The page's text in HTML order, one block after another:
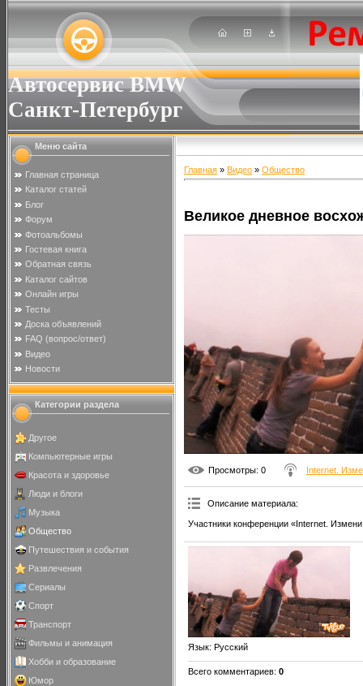
Автосервис BMW
Санкт-Петербург
Меню сайта
Главная страница
Каталог статей
Блог
Форум
Фотоальбомы
Гостевая книга
Обратная связь
Каталог сайтов
Онлайн игры
Тесты
Доска объявлений
FAQ (вопрос/ответ)
Видео
Новости
Категории раздела
Другое
Компьютерные игры
Красота и здоровье
Люди и блоги
Музыка
Общество
Путешествия и события
Развлечения
Сериалы
Спорт
Транспорт
Фильмы и анимация
Хобби и образование
Юмор
Главная » Видео » Общество
Великое дневное
Просмотры: 0 Internet.
Описание материала:
Участники конференции «Internet.
Язык: Русский
Всего комментариев: 0